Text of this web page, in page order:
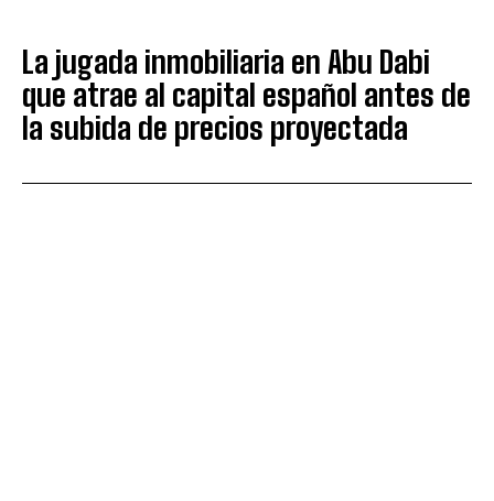
La jugada inmobiliaria en Abu Dabi
que atrae al capital español antes de
la subida de precios proyectada